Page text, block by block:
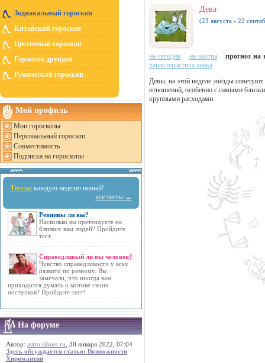
Зодиакальный гороскоп
Китайский гороскоп
Цветочный гороскоп
Гороскоп друидов
Рунический гороскоп
Мой профиль
Мои гороскопы
Персональный гороскоп
Совместимость
Подписка на гороскопы
Тесты: каждую неделю новый!
все тесты →
Ревнивы ли вы?
Насколько вы претендуете на
близких вам людей? Пройдите
тест.
Справедливый ли вы человек?
Чувство справедливости у всех
развито по разному. Вы
замечали, что иногда вам
приходится думать о мотиве своих
поступков? Пройдите тест!
На форуме
Автор: astro.sibnet.ru , 30 января 2022, 07:04
Здесь обсуждается статья: Возможности
Хиромантии
Дева
(23 августа - 22
на сегодня на завтра
прогноз на
характеристика знака
Девы, на этой неделе звёзды
отношений, особенно с самыми
крупными расходами.